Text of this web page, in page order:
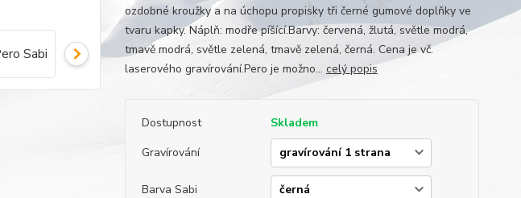
ozdobné kroužky a na úchopu propisky tři černé gumové doplňky ve
tvaru kapky. Náplň: modře píšící.Barvy: červená, žlutá, světle modrá,
tmavě modrá, světle zelená, tmavě zelená, černá. Cena je vč.
laserového gravírování.Pero je možno... celý popis
Dostupnost
Skladem
Gravírování
Barva Sabi